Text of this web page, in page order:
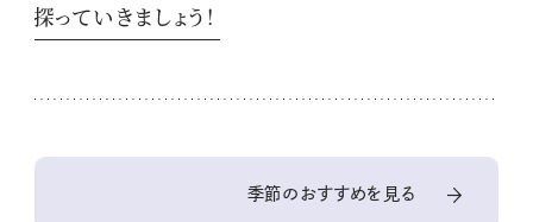
探っていきましょう！
季節のおすすめを見る